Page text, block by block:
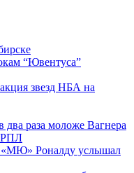
“Ювентуса”
звезд НБА на
два раза моложе Вагнера
РПЛ
«МЮ» Роналду услышал